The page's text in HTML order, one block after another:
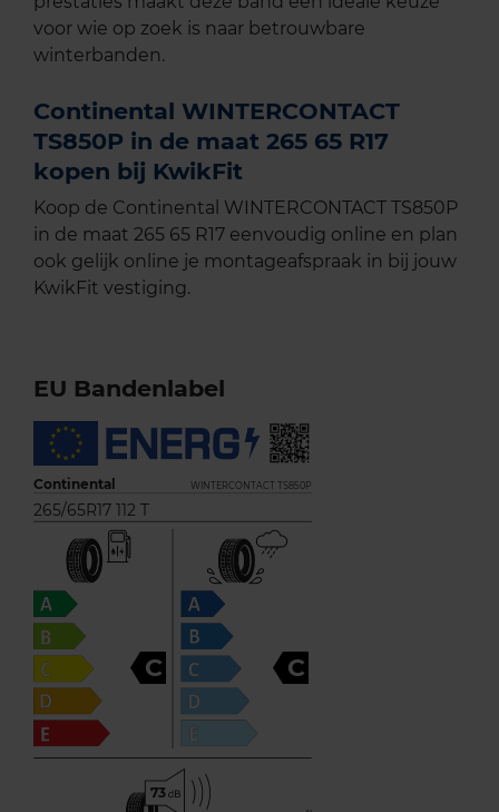
voor wie op zoek is naar betrouwbare
winterbanden.
Continental WINTERCONTACT
TS850P in de maat 265 65 R17
kopen bij KwikFit
Koop de Continental WINTERCONTACT TS850P
in de maat 265 65 R17 eenvoudig online en plan
ook gelijk online je montageafspraak in bij jouw
KwikFit vestiging.
EU Bandenlabel
Continental WINTERCONTACT TS850P
265/65R17 112 T
C C
73